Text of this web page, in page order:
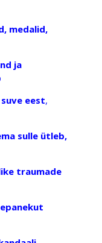
medalid,
ja
eest,
sulle ütleb,
traumade